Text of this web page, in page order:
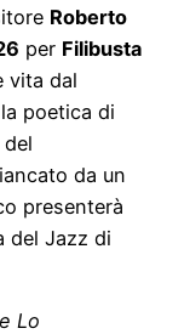
Roberto
per Filibusta
vita dal
poetica di
da un
presenterà
del Jazz di
Lo